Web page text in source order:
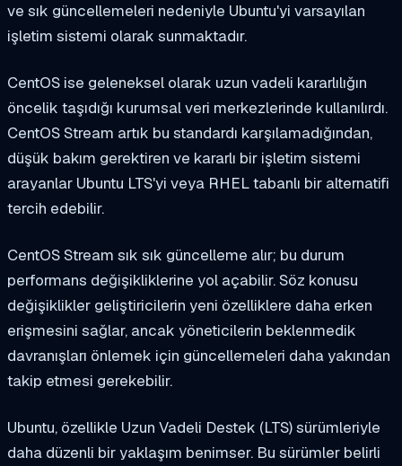
ve sık güncellemeleri nedeniyle Ubuntu'yi varsayılan
işletim sistemi olarak sunmaktadır.
CentOS ise geleneksel olarak uzun vadeli kararlılığın
öncelik taşıdığı kurumsal veri merkezlerinde kullanılırdı.
CentOS Stream artık bu standardı karşılamadığından,
düşük bakım gerektiren ve kararlı bir işletim sistemi
arayanlar Ubuntu LTS'yi veya RHEL tabanlı bir alternatifi
tercih edebilir.
CentOS Stream sık sık güncelleme alır; bu durum
performans değişikliklerine yol açabilir. Söz konusu
değişiklikler geliştiricilerin yeni özelliklere daha erken
erişmesini sağlar, ancak yöneticilerin beklenmedik
davranışları önlemek için güncellemeleri daha yakından
takip etmesi gerekebilir.
Ubuntu, özellikle Uzun Vadeli Destek (LTS) sürümleriyle
daha düzenli bir yaklaşım benimser. Bu sürümler belirli